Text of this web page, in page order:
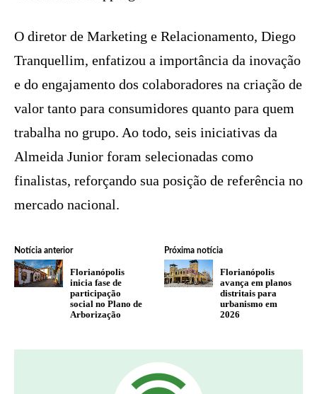
O diretor de Marketing e Relacionamento, Diego
Tranquellim, enfatizou a importância da inovação
e do engajamento dos colaboradores na criação de
valor tanto para consumidores quanto para quem
trabalha no grupo. Ao todo, seis iniciativas da
Almeida Junior foram selecionadas como
finalistas, reforçando sua posição de referência no
mercado nacional.
Notícia anterior
Florianópolis
inicia fase de
participação
social no Plano de
Arborização
Próxima notícia
Florianópolis
avança em planos
distritais para
urbanismo em
2026